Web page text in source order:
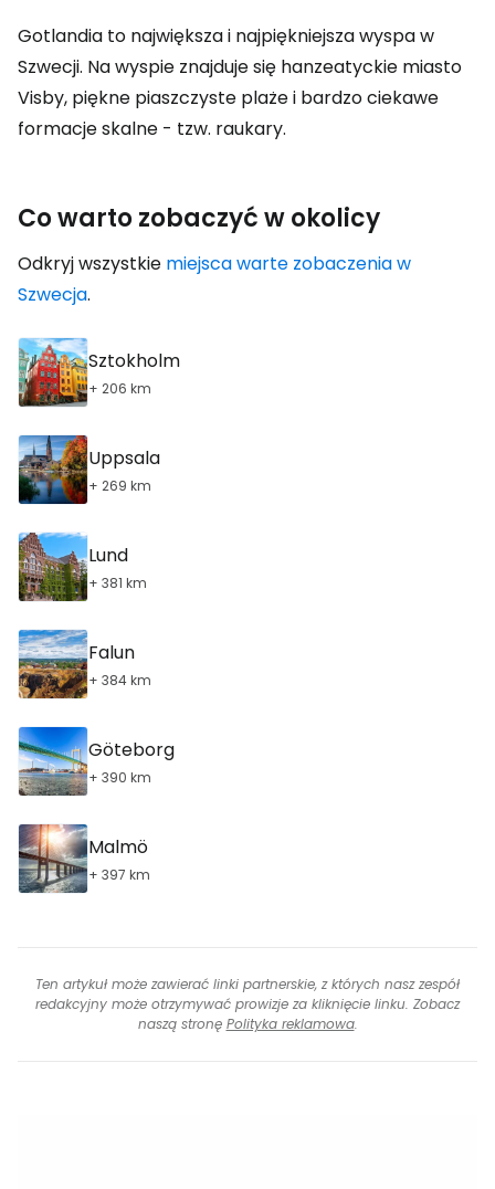
Gotlandia to największa i najpiękniejsza wyspa w
Szwecji. Na wyspie znajduje się hanzeatyckie miasto
Visby, piękne piaszczyste plaże i bardzo ciekawe
formacje skalne - tzw. raukary.
Co warto zobaczyć w okolicy
Odkryj wszystkie miejsca warte zobaczenia w
Szwecja.
Sztokholm
+ 206 km
Uppsala
+ 269 km
Lund
+ 381 km
Falun
+ 384 km
Göteborg
+ 390 km
Malmö
+ 397 km
Ten artykuł może zawierać linki partnerskie, z których nasz zespół
redakcyjny może otrzymywać prowizje za kliknięcie linku. Zobacz
naszą stronę Polityka reklamowa.